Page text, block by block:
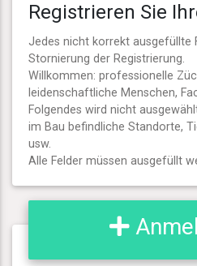
Registrieren Sie
Jedes nicht korrekt ausgefüllte
Stornierung der Registrierung.
Willkommen: professionelle
leidenschaftliche Menschen,
Folgendes wird nicht
im Bau befindliche Standorte,
usw.
Alle Felder müssen ausgefüllt